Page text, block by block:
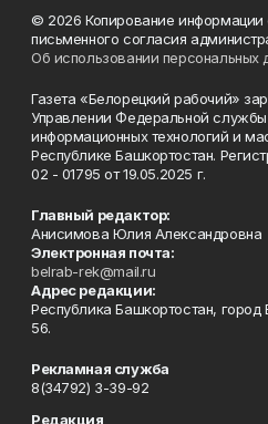
© 2026 Копирование информации
письменного согласия
Об использовании персональных
Газета «Белорецкий рабочий»
Управлении Федеральной
информационных технологий и
Республике Башкортостан.
02 - 01795 от 19.05.2025 г.
Главный редактор:
Анисимова Юлия Александровна
Электронная почта:
belrab-rek@mail.ru
Адрес редакции:
Республика Башкортостан, город
56.
Рекламная служба
8(34792) 3-39-92
Редакция